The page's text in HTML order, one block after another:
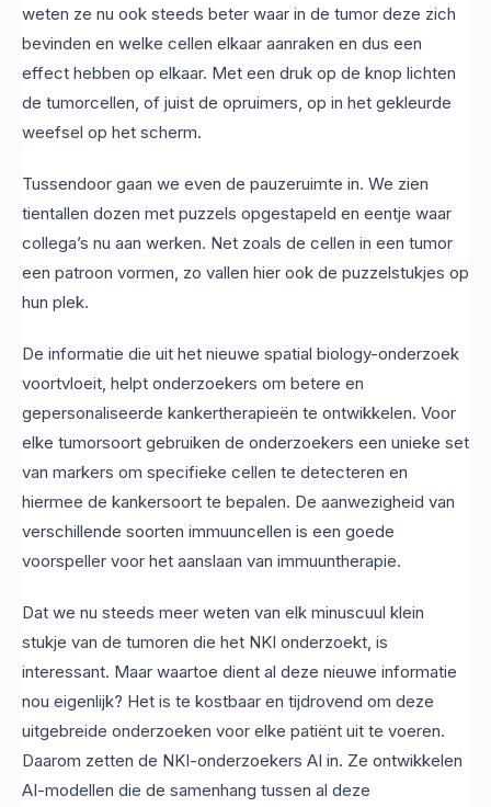
weten ze nu ook steeds beter waar in de tumor deze zich
bevinden en welke cellen elkaar aanraken en dus een
effect hebben op elkaar. Met een druk op de knop lichten
de tumorcellen, of juist de opruimers, op in het gekleurde
weefsel op het scherm.
Tussendoor gaan we even de pauzeruimte in. We zien
tientallen dozen met puzzels opgestapeld en eentje waar
collega’s nu aan werken. Net zoals de cellen in een tumor
een patroon vormen, zo vallen hier ook de puzzelstukjes op
hun plek.
De informatie die uit het nieuwe spatial biology-onderzoek
voortvloeit, helpt onderzoekers om betere en
gepersonaliseerde kankertherapieën te ontwikkelen. Voor
elke tumorsoort gebruiken de onderzoekers een unieke set
van markers om specifieke cellen te detecteren en
hiermee de kankersoort te bepalen. De aanwezigheid van
verschillende soorten immuuncellen is een goede
voorspeller voor het aanslaan van immuuntherapie.
Dat we nu steeds meer weten van elk minuscuul klein
stukje van de tumoren die het NKI onderzoekt, is
interessant. Maar waartoe dient al deze nieuwe informatie
nou eigenlijk? Het is te kostbaar en tijdrovend om deze
uitgebreide onderzoeken voor elke patiënt uit te voeren.
Daarom zetten de NKI-onderzoekers AI in. Ze ontwikkelen
AI-modellen die de samenhang tussen al deze